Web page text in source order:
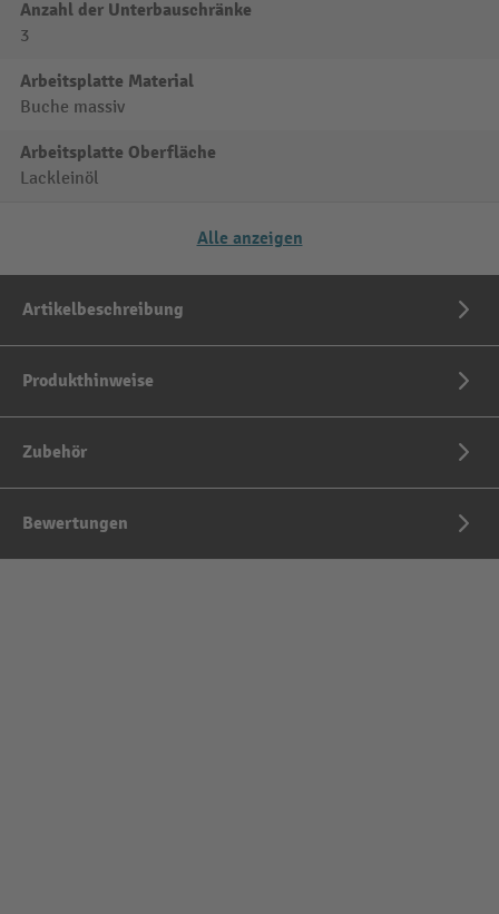
Anzahl der Unterbauschränke
3
Arbeitsplatte Material
Buche massiv
Arbeitsplatte Oberfläche
Lackleinöl
Alle anzeigen
Artikelbeschreibung
Produkthinweise
Zubehör
Bewertungen